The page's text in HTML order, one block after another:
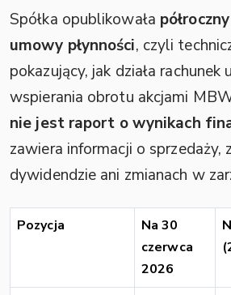
Spółka opublikowała
umowy płynności, czyli
pokazujący, jak działa rachunek
wspierania obrotu akcjami
nie jest raport o wynikach
zawiera informacji o sprzedaży,
dywidendzie ani zmianach w
Pozycja
Na 30
czerwca
2026